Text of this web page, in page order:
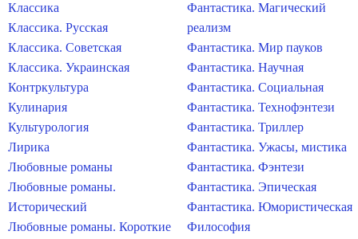
Классика
Классика. Русская
Классика. Советская
Классика. Украинская
Контркультура
Кулинария
Культурология
Лирика
Любовные романы
Любовные романы.
Исторический
Любовные романы. Короткие
Фантастика. Магический
реализм
Фантастика. Мир пауков
Фантастика. Научная
Фантастика. Социальная
Фантастика. Технофэнтези
Фантастика. Триллер
Фантастика. Ужасы, мистика
Фантастика. Фэнтези
Фантастика. Эпическая
Фантастика. Юмористическая
Философия